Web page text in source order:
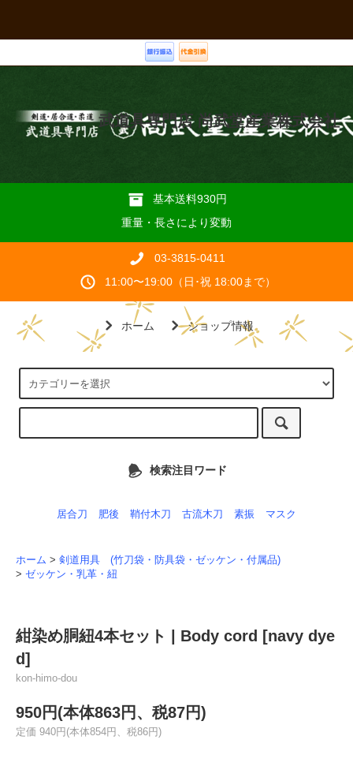
武道具専門店 尚武堂産業株式会社
基本送料930円
重量・長さにより変動
03-3815-0411
11:00〜19:00（日･祝 18:00まで）
ホーム ショップ情報
検索注目ワード
居合刀 肥後 鞘付木刀 古流木刀 素振 マスク
ホーム > 剣道用具 (竹刀袋・防具袋・ゼッケン・付属品)
> ゼッケン・乳革・紐
紺染め胴紐4本セット | Body cord [navy dye
d]
kon-himo-dou
950円(本体863円、税87円)
定価 940円(本体854円、税86円)